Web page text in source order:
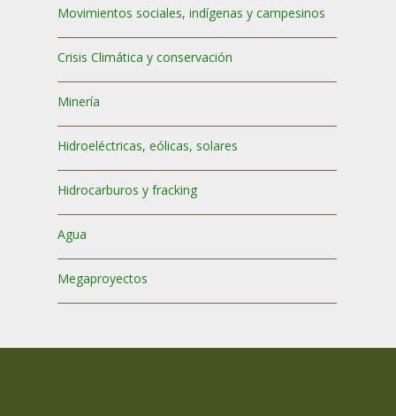
Movimientos sociales, indígenas y campesinos
Crisis Climática y conservación
Minería
Hidroeléctricas, eólicas, solares
Hidrocarburos y fracking
Agua
Megaproyectos